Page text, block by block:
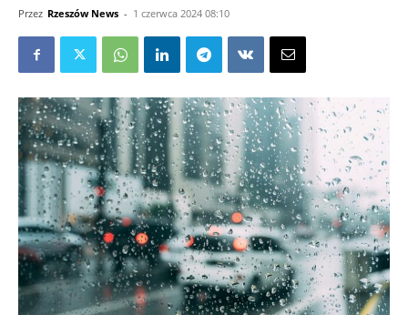
Przez Rzeszów News - 1 czerwca 2024 08:10